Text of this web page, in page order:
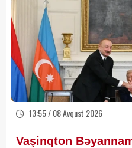
13:55 / 08 Avqust 2026
Vaşinqton